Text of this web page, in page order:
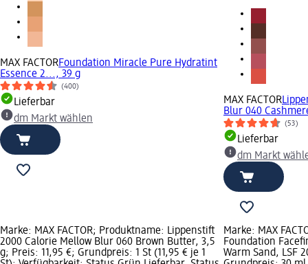
MAX FACTORFoundation Miracle Pure Hydratint
Essence 2..., 39 g
(400)
Lieferbar
dm Markt wählen
MAX FACTOR
Blur 040
(53)
Lieferbar
dm Markt
Marke: MAX FACTOR; Produktname: Lippenstift
2000 Calorie Mellow Blur 060 Brown Butter, 3,5
g; Preis: 11,95 €; Grundpreis: 1 St (11,95 € je 1
Marke: MAX
Foundation
Warm Sand, LSF